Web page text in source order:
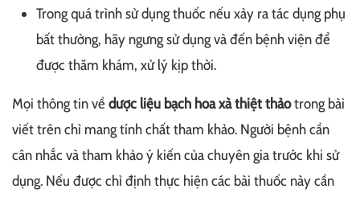
Trong quá trình sử dụng thuốc nếu xảy ra tác dụng phụ
bất thường, hãy ngưng sử dụng và đến bệnh viện để
được thăm khám, xử lý kịp thời.
Mọi thông tin về dược liệu bạch hoa xà thiệt thảotrong bài
viết trên chỉ mang tính chất tham khảo. Người bệnh cần
cân nhắc và tham khảo ý kiến của chuyên gia trước khi sử
dụng. Nếu được chỉ định thực hiện các bài thuốc này cần